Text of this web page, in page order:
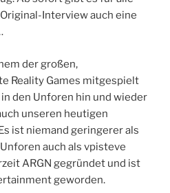
Interview auch eine
der großen,
Reality Games mitgespielt
den Unforen hin und wieder
unseren heutigen
ist niemand geringerer als
auch als vpisteve
ARGN gegründet und ist
geworden.